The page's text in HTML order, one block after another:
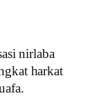
nirlaba
harkat